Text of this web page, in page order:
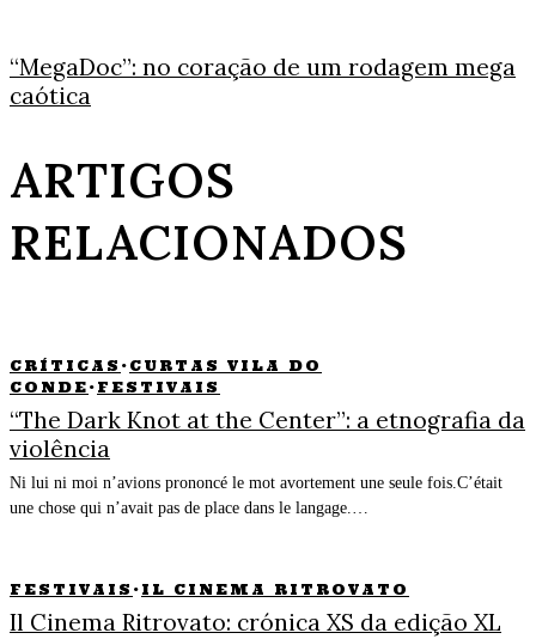
“MegaDoc”: no coração de um rodagem mega
caótica
ARTIGOS
RELACIONADOS
CRÍTICAS · CURTAS VILA DO
CONDE · FESTIVAIS
“The Dark Knot at the Center”: a etnografia da
violência
Ni lui ni moi n’avions prononcé le mot avortement une seule fois.C’était
une chose qui n’avait pas de place dans le langage.…
FESTIVAIS · IL CINEMA RITROVATO
Il Cinema Ritrovato: crónica XS da edição XL